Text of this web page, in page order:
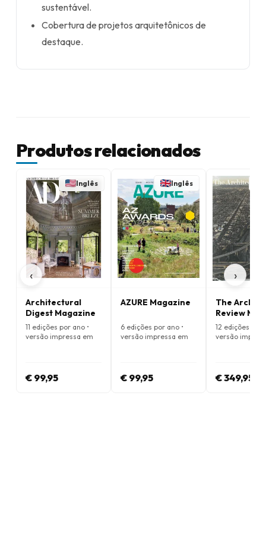
sustentável.
Cobertura de projetos arquitetônicos de
destaque.
Produtos relacionados
‹
Inglês
Architectural
Digest Magazine
11 edições por ano •
versão impressa em
€ 99,95
Inglês
AZURE Magazine
6 edições por ano •
versão impressa em
€ 99,95
The
Review
12 edições por
versão
€ 349,95
›